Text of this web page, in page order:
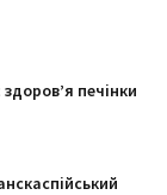
печінки